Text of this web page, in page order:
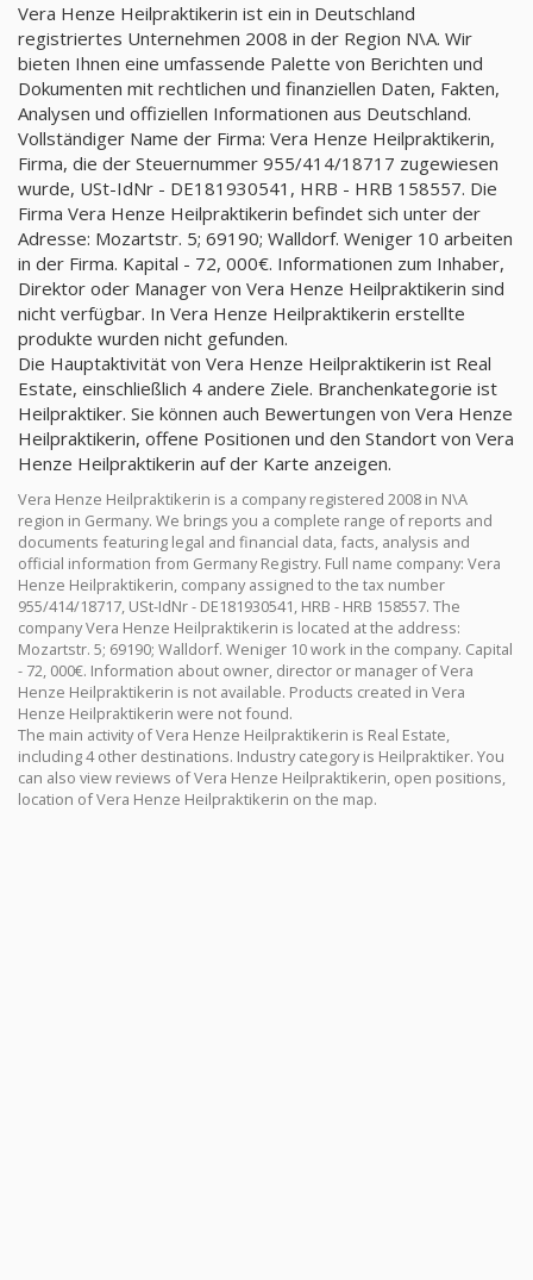
Vera Henze Heilpraktikerin ist ein in Deutschland
registriertes Unternehmen 2008 in der Region N\A. Wir
bieten Ihnen eine umfassende Palette von Berichten und
Dokumenten mit rechtlichen und finanziellen Daten, Fakten,
Analysen und offiziellen Informationen aus Deutschland.
Vollständiger Name der Firma: Vera Henze Heilpraktikerin,
Firma, die der Steuernummer 955/414/18717 zugewiesen
wurde, USt-IdNr - DE181930541, HRB - HRB 158557. Die
Firma Vera Henze Heilpraktikerin befindet sich unter der
Adresse: Mozartstr. 5; 69190; Walldorf. Weniger 10 arbeiten
in der Firma. Kapital - 72, 000€. Informationen zum Inhaber,
Direktor oder Manager von Vera Henze Heilpraktikerin sind
nicht verfügbar. In Vera Henze Heilpraktikerin erstellte
produkte wurden nicht gefunden.
Die Hauptaktivität von Vera Henze Heilpraktikerin ist Real
Estate, einschließlich 4 andere Ziele. Branchenkategorie ist
Heilpraktiker. Sie können auch Bewertungen von Vera Henze
Heilpraktikerin, offene Positionen und den Standort von Vera
Henze Heilpraktikerin auf der Karte anzeigen.
Vera Henze Heilpraktikerin is a company registered 2008 in N\A
region in Germany. We brings you a complete range of reports and
documents featuring legal and financial data, facts, analysis and
official information from Germany Registry. Full name company: Vera
Henze Heilpraktikerin, company assigned to the tax number
955/414/18717, USt-IdNr - DE181930541, HRB - HRB 158557. The
company Vera Henze Heilpraktikerin is located at the address:
Mozartstr. 5; 69190; Walldorf. Weniger 10 work in the company. Capital
- 72, 000€. Information about owner, director or manager of Vera
Henze Heilpraktikerin is not available. Products created in Vera
Henze Heilpraktikerin were not found.
The main activity of Vera Henze Heilpraktikerin is Real Estate,
including 4 other destinations. Industry category is Heilpraktiker. You
can also view reviews of Vera Henze Heilpraktikerin, open positions,
location of Vera Henze Heilpraktikerin on the map.